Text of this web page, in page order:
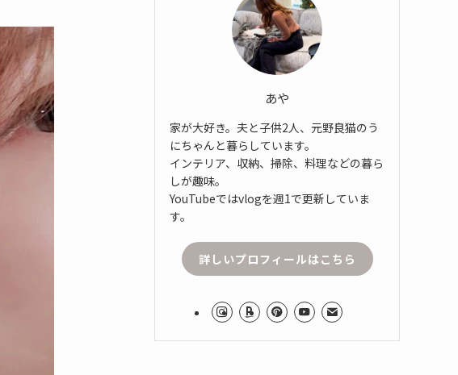
あや
家が大好き。夫と子供2人、元野良猫のう
にちゃんと暮らしています。
インテリア、収納、掃除、料理などの暮ら
しが趣味。
YouTubeではvlogを週1で更新していま
す。
詳しいプロフィールはこちら